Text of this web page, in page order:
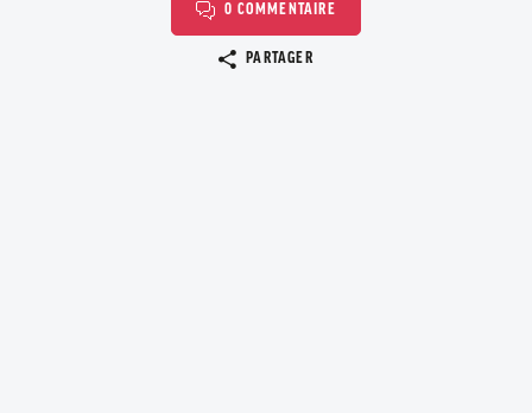
0 COMMENTAIRE
PARTAGER